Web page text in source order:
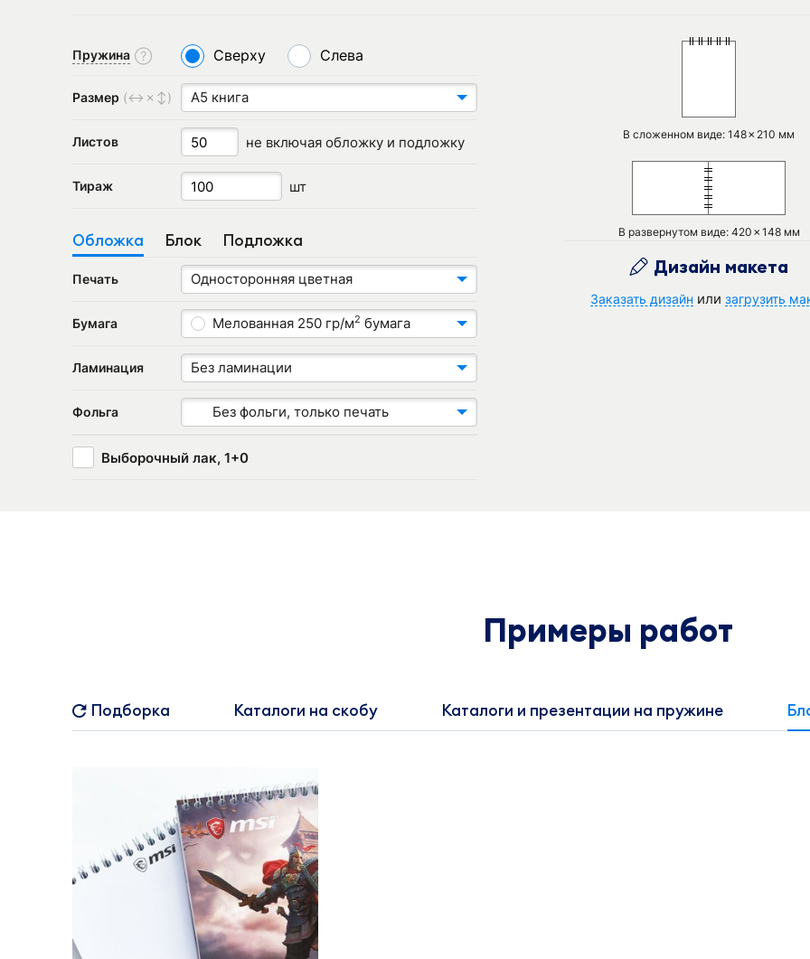
Пружина Сверху Слева
Размер (↔✗↕) А5 книга
Листов не включая обложку и подложку
Тираж шт
Обложка Блок Подложка
Печать Односторонняя цветная
Бумага Мелованная 250 гр/м2 бумага
Ламинация Без ламинации
Фольга Без фольги, только печать
Выборочный лак, 1+0
В сложенном виде: 148✗210 мм
В развернутом виде: 420✗148 мм
Дизайн макета
Заказать дизайн или загрузить
Примеры работ
Подборка Каталоги на скобу Каталоги и презентации на пружине